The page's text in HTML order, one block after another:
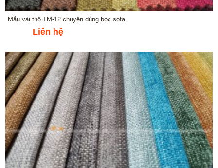
Mẫu vải thô TM-12 chuyên dùng bọc sofa
Liên hệ